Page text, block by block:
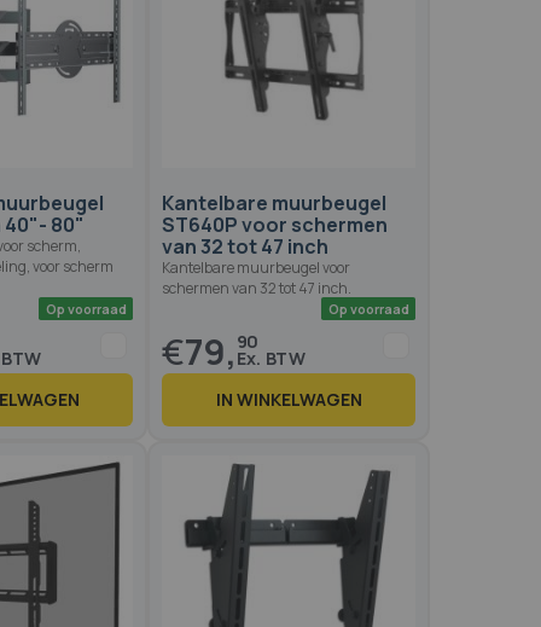
80"
scherm,
voor scherm
Kantelbare muurbeugel
ST640P voor schermen
van 32 tot 47 inch
Kantelbare muurbeugel voor
schermen van 32 tot 47 inch.
€79, 90
IN WINKELWAGEN